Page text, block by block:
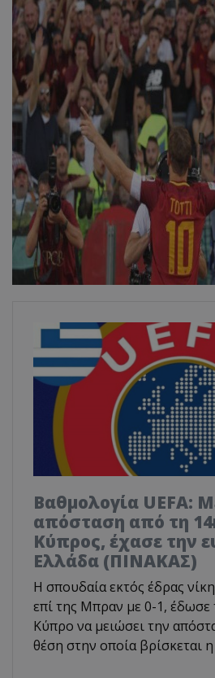
Βαθμολογία UEFA:
απόσταση από τη
Κύπρος, έχασε την
Ελλάδα (ΠΙΝΑΚΑΣ)
Η σπουδαία εκτός έδρας
επί της Μπραν με 0-1, έδωσε
Κύπρο να μειώσει την
θέση στην οποία βρίσκεται